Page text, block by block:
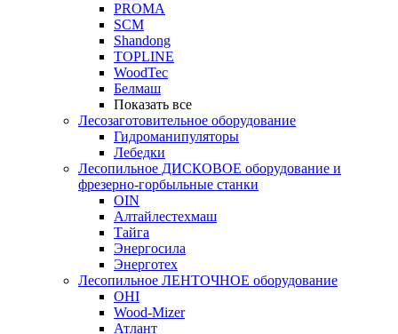
PROMA
SCM
Shandong
TOPLINE
WoodTec
Белмаш
Показать все
Лесозаготовительное оборудование
Гидроманипуляторы
Лебедки
Лесопильное ДИСКОВОЕ оборудование и
фрезерно-горбыльные станки
OIN
Алтайлестехмаш
Тайга
Энергосила
Энерготех
Лесопильное ЛЕНТОЧНОЕ оборудование
OHI
Wood-Mizer
Атлант